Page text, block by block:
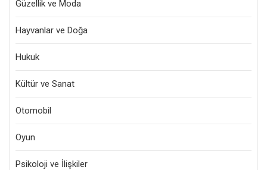
Güzellik ve Moda
Hayvanlar ve Doğa
Hukuk
Kültür ve Sanat
Otomobil
Oyun
Psikoloji ve İlişkiler